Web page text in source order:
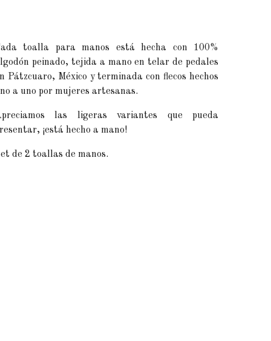
toalla para manos está hecha con 100%
peinado, tejida a mano en telar de pedales
Pátzcuaro, México y terminada con flecos hechos
a uno por mujeres artesanas.
las ligeras variantes que pueda
¡está hecho a mano!
de 2 toallas de manos.